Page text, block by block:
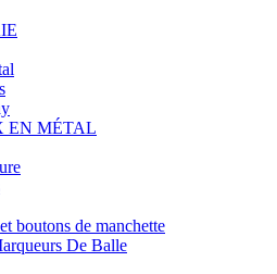
EN MÉTAL
boutons de manchette
De Balle